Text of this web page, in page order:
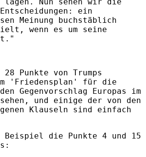
ein
Meinung buchstäblich
wenn es um seine
Punkte von Trumps
'Friedensplan' für die
Gegenvorschlag Europas im
und einige der von den
Klauseln sind einfach
Beispiel die Punkte 4 und 15